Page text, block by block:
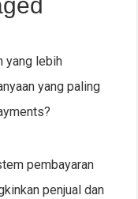
yang lebih
yang paling
pembayaran
penjual dan